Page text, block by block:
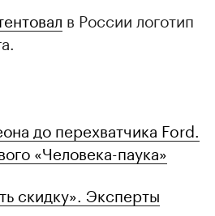
в России логотип
до перехватчика Ford.
«Человека-паука»
скидку». Эксперты